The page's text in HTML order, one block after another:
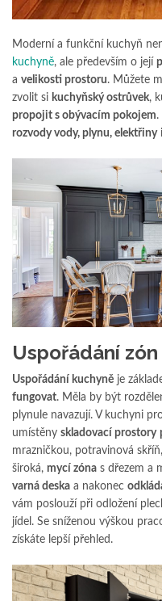
Moderní a funkční kuchyň
kuchyně, ale především o její
a velikosti prostoru. Můžete
zvolit si kuchyňský ostrůvek,
propojit s obývacím pokojem.
rozvody vody, plynu, elektřinyi
Uspořádání
Uspořádání kuchyně je
fungovat. Měla by být
plynule navazují. V kuchyni
umístěny skladovací prostory
mrazničkou, potravinová skříň,
široká, mycí zóna s dřezem a
varná deska a nakonec
vám poslouží při odložení
jídel. Se sníženou výškou
získáte lepší přehled.